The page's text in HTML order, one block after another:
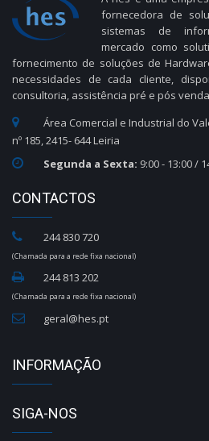
fornecedora de
sistemas de
mercado como
fornecimento de soluções de
necessidades de cada cliente,
consultoria, assistência pré e pós
Área Comercial e Industrial do
nº 185, 2415- 644 Leiria
Segunda a Sexta: 9:00 - 13:00 /
CONTACTOS
244 830 720
(Chamada para a rede fixa nacional)
244 813 202
(Chamada para a rede fixa nacional)
geral@hes.pt
INFORMAÇÃO
SIGA-NOS